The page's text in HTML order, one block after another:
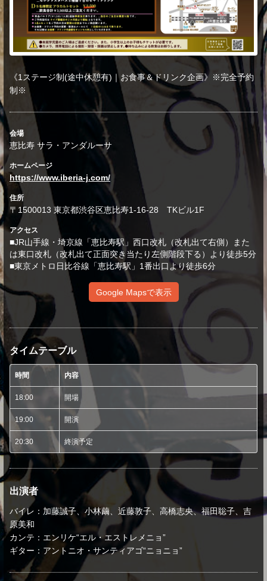
《1ステージ制(途中休憩有)｜お食事＆ドリンク企画》※完全予約
制※
会場
恵比寿 サラ・アンダルーサ
ホームページ
https://www.iberia-j.com/
住所
〒1500013 東京都渋谷区恵比寿1-16-28 TKビル1F
アクセス
■JR山手線・埼京線「恵比寿駅」西口改札（改札出て右側）また
は東口改札（改札出て正面突き当たり左側階段下る）より徒歩5分
■東京メトロ日比谷線「恵比寿駅」1番出口より徒歩6分
Google Mapsで表示
タイムテーブル
時間 内容
18:00 開場
19:00 開演
20:30 終演予定
出演者
バイレ：加藤誠子、小林繭、近藤敦子、高橋志央、福田聡子、吉
原美和
カンテ：エンリケ“エル・エストレメニョ”
ギター：アントニオ・サンティアゴ“ニョニョ”